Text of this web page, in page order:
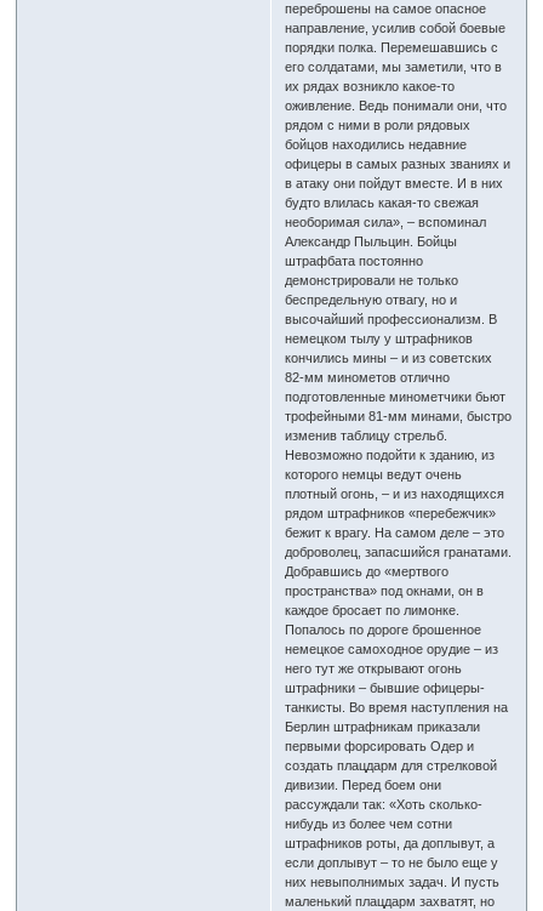
переброшены на самое опасное
направление, усилив собой боевые
порядки полка. Перемешавшись с
его солдатами, мы заметили, что в
их рядах возникло какое-то
оживление. Ведь понимали они, что
рядом с ними в роли рядовых
бойцов находились недавние
офицеры в самых разных званиях и
в атаку они пойдут вместе. И в них
будто влилась какая-то свежая
необоримая сила», – вспоминал
Александр Пыльцин. Бойцы
штрафбата постоянно
демонстрировали не только
беспредельную отвагу, но и
высочайший профессионализм. В
немецком тылу у штрафников
кончились мины – и из советских
82-мм минометов отлично
подготовленные минометчики бьют
трофейными 81-мм минами, быстро
изменив таблицу стрельб.
Невозможно подойти к зданию, из
которого немцы ведут очень
плотный огонь, – и из находящихся
рядом штрафников «перебежчик»
бежит к врагу. На самом деле – это
доброволец, запасшийся гранатами.
Добравшись до «мертвого
пространства» под окнами, он в
каждое бросает по лимонке.
Попалось по дороге брошенное
немецкое самоходное орудие – из
него тут же открывают огонь
штрафники – бывшие офицеры-
танкисты. Во время наступления на
Берлин штрафникам приказали
первыми форсировать Одер и
создать плацдарм для стрелковой
дивизии. Перед боем они
рассуждали так: «Хоть сколько-
нибудь из более чем сотни
штрафников роты, да доплывут, а
если доплывут – то не было еще у
них невыполнимых задач. И пусть
маленький плацдарм захватят, но